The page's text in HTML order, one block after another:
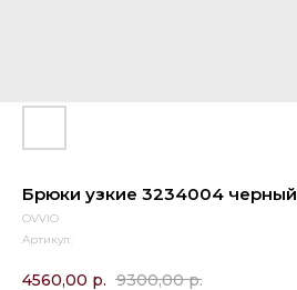
Брюки узкие 3234004 черный
OVVIO
Артикул:
4560,00 р. 9300,00 р.